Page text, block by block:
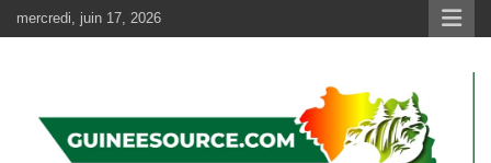
au
mercredi, juin 17, 2026